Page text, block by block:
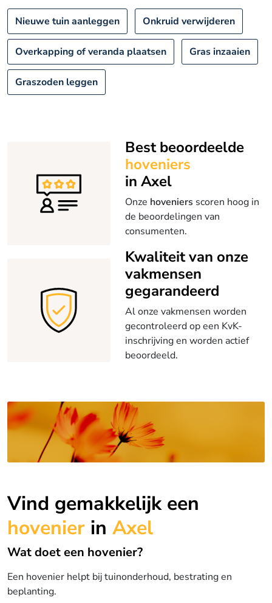
Nieuwe tuin aanleggen Onkruid verwijderen
Overkapping of veranda plaatsen Gras inzaaien
Graszoden leggen
Best beoordeelde
hoveniers
in Axel
Onze hoveniers scoren hoog in
de beoordelingen van
consumenten.
Kwaliteit van onze
vakmensen
gegarandeerd
Al onze vakmensen worden
gecontroleerd op een KvK-
inschrijving en worden actief
beoordeeld.
Vind gemakkelijk een
hovenier in Axel
Wat doet een hovenier?
Een hovenier helpt bij tuinonderhoud, bestrating en
beplanting.